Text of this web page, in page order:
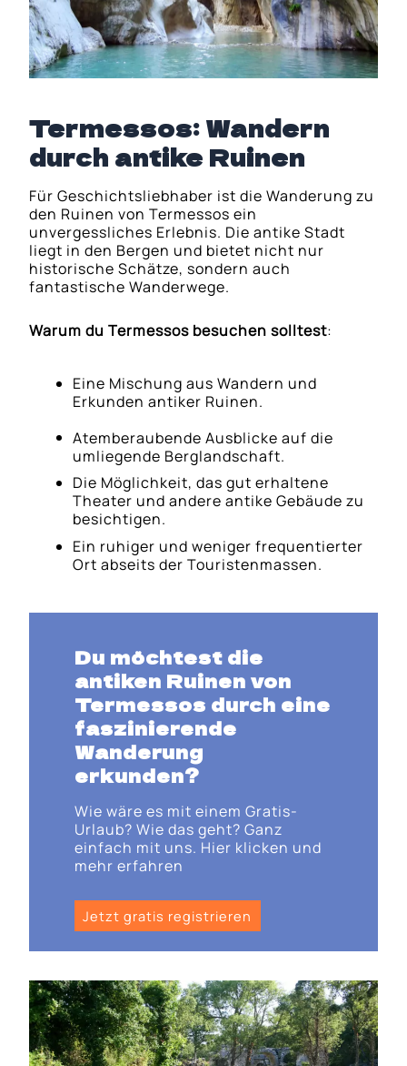
Termessos: Wandern
durch antike Ruinen
Für Geschichtsliebhaber ist die Wanderung zu
den Ruinen von Termessos ein
unvergessliches Erlebnis. Die antike Stadt
liegt in den Bergen und bietet nicht nur
historische Schätze, sondern auch
fantastische Wanderwege.
Warum du Termessos besuchen solltest:
Eine Mischung aus Wandern und
Erkunden antiker Ruinen.
Atemberaubende Ausblicke auf die
umliegende Berglandschaft.
Die Möglichkeit, das gut erhaltene
Theater und andere antike Gebäude zu
besichtigen.
Ein ruhiger und weniger frequentierter
Ort abseits der Touristenmassen.
Du möchtest die
antiken Ruinen von
Termessos durch eine
faszinierende
Wanderung
erkunden?
Wie wäre es mit einem Gratis-
Urlaub? Wie das geht? Ganz
einfach mit uns. Hier klicken und
mehr erfahren
Jetzt gratis registrieren